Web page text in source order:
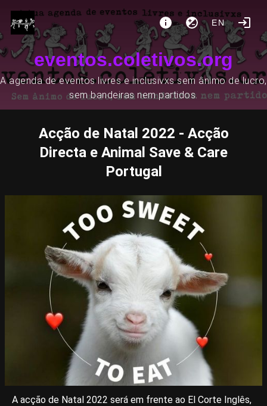
EN
eventos.coletivos.org
A agenda de eventos livres e inclusivxs sem ânimo de lucro,
sem bandeiras nem partidos.
Acção de Natal 2022 - Acção
Directa e Animal Save & Care
Portugal
A acção de Natal 2022 será em frente ao El Corte Inglês,